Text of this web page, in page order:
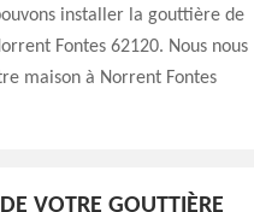
installer la gouttière de
Fontes 62120. Nous nous
maison à Norrent Fontes
VOTRE GOUTTIÈRE